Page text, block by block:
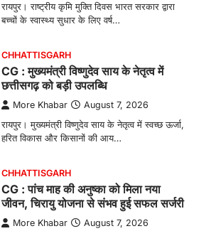
रायपुर। राष्ट्रीय कृमि मुक्ति दिवस भारत सरकार द्वारा
बच्चों के स्वास्थ्य सुधार के लिए वर्ष…
CHHATTISGARH
CG : मुख्यमंत्री विष्णुदेव साय के नेतृत्व में
छत्तीसगढ़ को बड़ी उपलब्धि
More Khabar August 7, 2026
रायपुर। मुख्यमंत्री विष्णुदेव साय के नेतृत्व में स्वच्छ ऊर्जा,
हरित विकास और किसानों की आय…
CHHATTISGARH
CG : पांच माह की अनुष्का को मिला नया
जीवन, चिरायु योजना से संभव हुई सफल सर्जरी
More Khabar August 7, 2026